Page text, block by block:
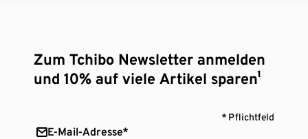
Zum Tchibo Newsletter anmelden
und 10% auf viele Artikel sparen¹
* Pflichtfeld
E-Mail-Adresse*